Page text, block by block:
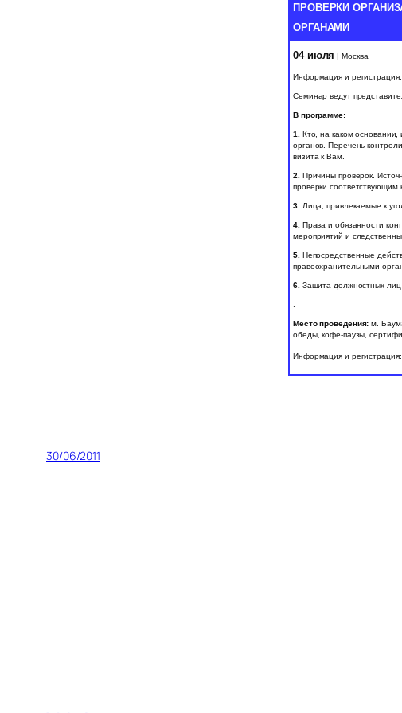
ПРОВЕРКИ
ОРГАНАМИ
04 июля | Москва
Информация и
Семинар ведут
В программе:
1. Кто, на каком основании,
органов. Перечень
визита к Вам.
2. Причины проверок.
проверки
3. Лица, привлекаемые к
4. Права и обязанности
мероприятий и
5. Непосредственные
правоохранительными
6. Защита должностных лиц
.
Место проведения: м.
обеды, кофе-паузы,
Информация и
30/06/2011